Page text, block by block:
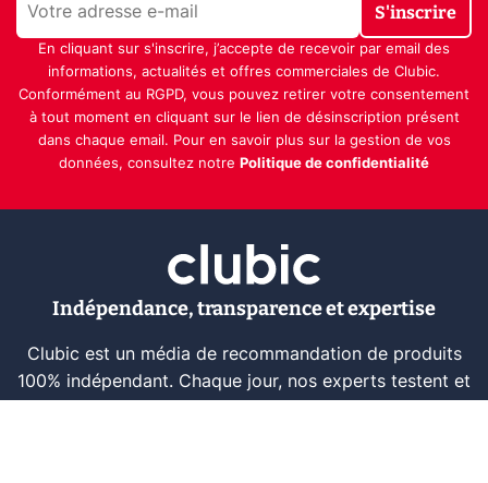
S'inscrire
En cliquant sur s'inscrire, j’accepte de recevoir par email des
informations, actualités et offres commerciales de Clubic.
Conformément au RGPD, vous pouvez retirer votre consentement
à tout moment en cliquant sur le lien de désinscription présent
dans chaque email. Pour en savoir plus sur la gestion de vos
données, consultez notre Politique de confidentialité
Indépendance, transparence et expertise
Clubic est un média de recommandation de produits
100% indépendant. Chaque jour, nos experts testent et